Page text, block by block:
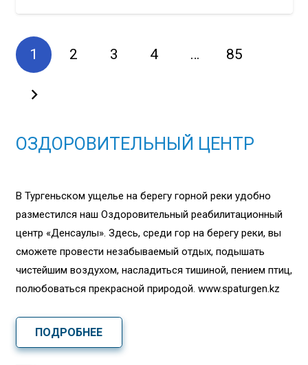
1 2 3 4 … 85
ОЗДОРОВИТЕЛЬНЫЙ ЦЕНТР
В Тургеньском ущелье на берегу горной реки удобно
разместился наш Оздоровительный реабилитационный
центр «Денсаулық». Здесь, среди гор на берегу реки, вы
сможете провести незабываемый отдых, подышать
чистейшим воздухом, насладиться тишиной, пением птиц,
полюбоваться прекрасной природой. www.spaturgen.kz
ПОДРОБНЕЕ